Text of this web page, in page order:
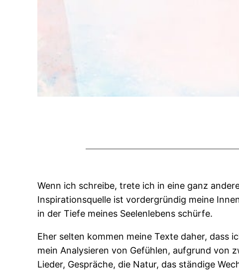
Wenn ich schreibe, trete ich in eine ganz
Inspirationsquelle ist vordergründig meine
in der Tiefe meines Seelenlebens schürfe.
Eher selten kommen meine Texte daher, dass
mein Analysieren von Gefühlen, aufgrund von
Lieder, Gespräche, die Natur, das ständige